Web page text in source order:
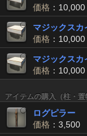
価格 ：10,000
マジックスカ
価格 ：10,000
マジックスカ
価格 ：10,000
アイテムの購入（柱・
ログピラー
価格 ：3,500